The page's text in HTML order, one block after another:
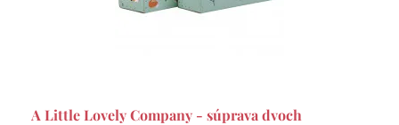
A Little Lovely Company - súprava dvoch